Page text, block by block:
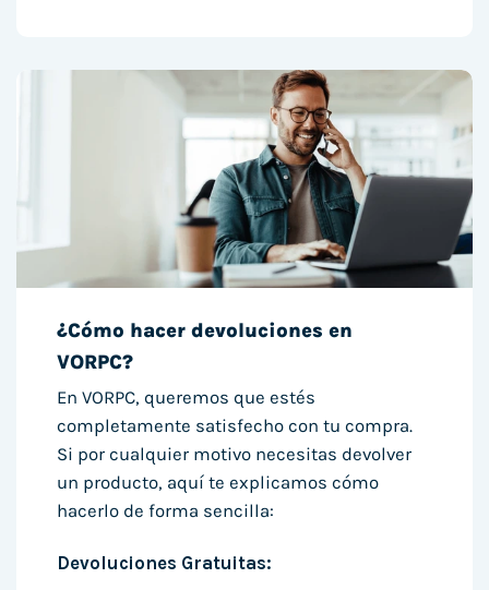
¿Cómo hacer devoluciones en
VORPC?
En VORPC, queremos que estés
completamente satisfecho con tu compra.
Si por cualquier motivo necesitas devolver
un producto, aquí te explicamos cómo
hacerlo de forma sencilla:
Devoluciones Gratuitas: